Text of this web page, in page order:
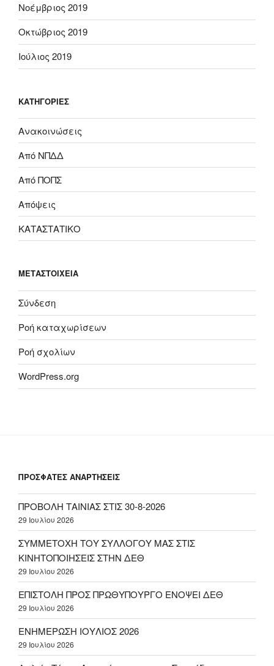
Νοέμβριος 2019
Οκτώβριος 2019
Ιούλιος 2019
KΑΤΗΓΟΡΊΕΣ
Ανακοινώσεις
Από ΝΠΔΔ
Από ΠΟΠΣ
Απόψεις
ΚΑΤΑΣΤΑΤΙΚΟ
ΜΕΤΑΣΤΟΙΧΕΊΑ
Σύνδεση
Ροή καταχωρίσεων
Ροή σχολίων
WordPress.org
ΠΡΟΣΦΑΤΕΣ ΑΝΑΡΤΗΣΕΙΣ
ΠΡΟΒΟΛΗ ΤΑΙΝΙΑΣ ΣΤΙΣ 30-8-2026
29 Ιουλίου 2026
ΣΥΜΜΕΤΟΧΗ ΤΟΥ ΣΥΛΛΟΓΟΥ ΜΑΣ ΣΤΙΣ
ΚΙΝΗΤΟΠΟΙΗΣΕΙΣ ΣΤΗΝ ΔΕΘ
29 Ιουλίου 2026
ΕΠΙΣΤΟΛΗ ΠΡΟΣ ΠΡΩΘΥΠΟΥΡΓΟ ΕΝΟΨΕΙ ΔΕΘ
29 Ιουλίου 2026
ΕΝΗΜΕΡΩΣΗ ΙΟΥΛΙΟΣ 2026
29 Ιουλίου 2026